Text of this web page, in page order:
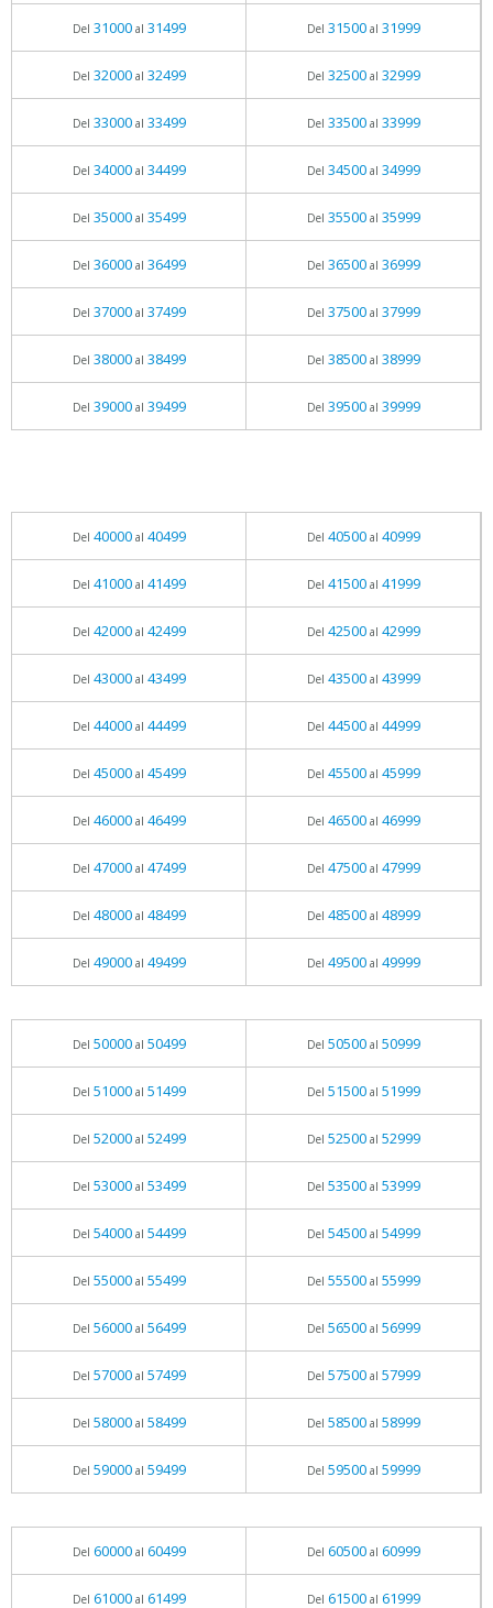
Del 31000al 31499 Del 31500al 31999
Del 32000al 32499 Del 32500al 32999
Del 33000al 33499 Del 33500al 33999
Del 34000al 34499 Del 34500al 34999
Del 35000al 35499 Del 35500al 35999
Del 36000al 36499 Del 36500al 36999
Del 37000al 37499 Del 37500al 37999
Del 38000al 38499 Del 38500al 38999
Del 39000al 39499 Del 39500al 39999
Del 40000al 40499 Del 40500al 40999
Del 41000al 41499 Del 41500al 41999
Del 42000al 42499 Del 42500al 42999
Del 43000al 43499 Del 43500al 43999
Del 44000al 44499 Del 44500al 44999
Del 45000al 45499 Del 45500al 45999
Del 46000al 46499 Del 46500al 46999
Del 47000al 47499 Del 47500al 47999
Del 48000al 48499 Del 48500al 48999
Del 49000al 49499 Del 49500al 49999
Del 50000al 50499 Del 50500al 50999
Del 51000al 51499 Del 51500al 51999
Del 52000al 52499 Del 52500al 52999
Del 53000al 53499 Del 53500al 53999
Del 54000al 54499 Del 54500al 54999
Del 55000al 55499 Del 55500al 55999
Del 56000al 56499 Del 56500al 56999
Del 57000al 57499 Del 57500al 57999
Del 58000al 58499 Del 58500al 58999
Del 59000al 59499 Del 59500al 59999
Del 60000al 60499 Del 60500al 60999
Del 61000al 61499 Del 61500al 61999